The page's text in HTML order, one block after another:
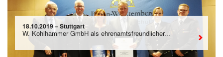
18.10.2019 – Stuttgart
W. Kohlhammer GmbH als ehrenamtsfreundlicher...